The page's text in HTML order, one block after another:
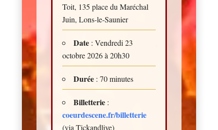
Toit, 135 place du Maréchal
Juin, Lons-le-Saunier
Date: Vendredi 23
octobre 2026 à 20h30
Durée: 70 minutes
Billetterie:
coeurdescene.fr/billetterie
(via Tickandlive)